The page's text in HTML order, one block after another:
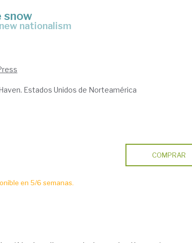
snow
nationalism
Estados Unidos de Norteamérica
en 5/6 semanas.
COMPRAR